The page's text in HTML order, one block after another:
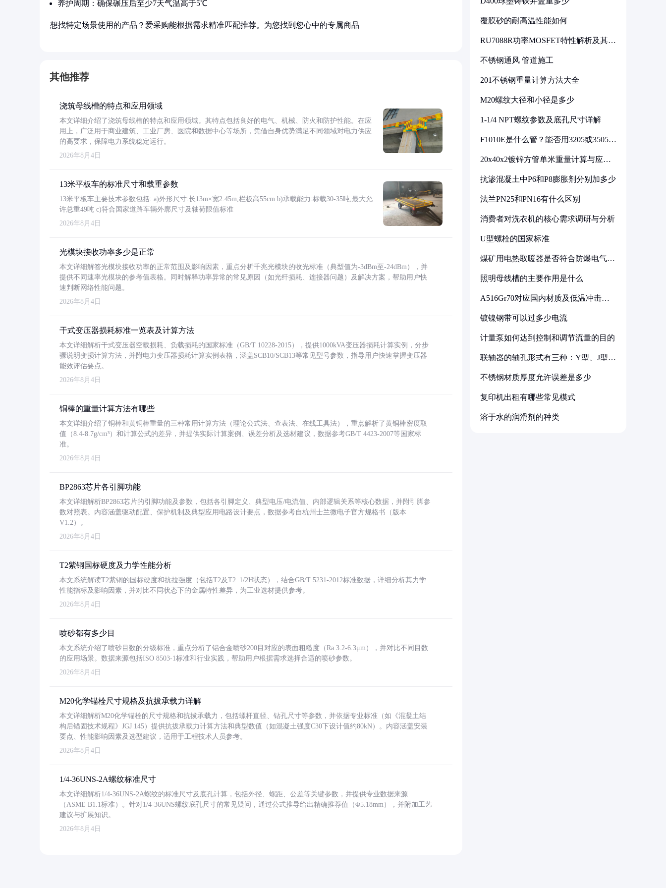
养护周期：确保碾压后至少7天气温高于5℃
想找特定场景使用的产品？爱采购能根据需求精准匹配推荐。为您找到您心中的专属商品
其他推荐
浇筑母线槽的特点和应用领域
本文详细介绍了浇筑母线槽的特点和应用领域。其特点包括良好的电气、机械、防火和防护性能。在应
用上，广泛用于商业建筑、工业厂房、医院和数据中心等场所，凭借自身优势满足不同领域对电力供应
的高要求，保障电力系统稳定运行。
2026年8月4日
13米平板车的标准尺寸和载重参数
13米平板车主要技术参数包括: a)外形尺寸:长13m×宽2.45m,栏板高55cm b)承载能力:标载30-35吨,最大允
许总重49吨 c)符合国家道路车辆外廓尺寸及轴荷限值标准
2026年8月4日
光模块接收功率多少是正常
本文详细解答光模块接收功率的正常范围及影响因素，重点分析千兆光模块的收光标准（典型值为-3dBm至-24dBm），并
提供不同速率光模块的参考值表格。同时解释功率异常的常见原因（如光纤损耗、连接器问题）及解决方案，帮助用户快
速判断网络性能问题。
2026年8月4日
干式变压器损耗标准一览表及计算方法
本文详细解析干式变压器空载损耗、负载损耗的国家标准（GB/T 10228-2015），提供1000kVA变压器损耗计算实例，分步
骤说明变损计算方法，并附电力变压器损耗计算实例表格，涵盖SCB10/SCB13等常见型号参数，指导用户快速掌握变压器
能效评估要点。
2026年8月4日
铜棒的重量计算方法有哪些
本文详细介绍了铜棒和黄铜棒重量的三种常用计算方法（理论公式法、查表法、在线工具法），重点解析了黄铜棒密度取
值（8.4-8.7g/cm³）和计算公式的差异，并提供实际计算案例、误差分析及选材建议，数据参考GB/T 4423-2007等国家标
准。
2026年8月4日
BP2863芯片各引脚功能
本文详细解析BP2863芯片的引脚功能及参数，包括各引脚定义、典型电压/电流值、内部逻辑关系等核心数据，并附引脚参
数对照表。内容涵盖驱动配置、保护机制及典型应用电路设计要点，数据参考自杭州士兰微电子官方规格书（版本
V1.2）。
2026年8月4日
T2紫铜国标硬度及力学性能分析
本文系统解读T2紫铜的国标硬度和抗拉强度（包括T2及T2_1/2H状态），结合GB/T 5231-2012标准数据，详细分析其力学
性能指标及影响因素，并对比不同状态下的金属特性差异，为工业选材提供参考。
2026年8月4日
喷砂都有多少目
本文系统介绍了喷砂目数的分级标准，重点分析了铝合金喷砂200目对应的表面粗糙度（Ra 3.2-6.3μm），并对比不同目数
的应用场景。数据来源包括ISO 8503-1标准和行业实践，帮助用户根据需求选择合适的喷砂参数。
2026年8月4日
M20化学锚栓尺寸规格及抗拔承载力详解
本文详细解析M20化学锚栓的尺寸规格和抗拔承载力，包括螺杆直径、钻孔尺寸等参数，并依据专业标准（如《混凝土结
构后锚固技术规程》JGJ 145）提供抗拔承载力计算方法和典型数值（如混凝土强度C30下设计值约80kN）。内容涵盖安装
要点、性能影响因素及选型建议，适用于工程技术人员参考。
2026年8月4日
1/4-36UNS-2A螺纹标准尺寸
本文详细解析1/4-36UNS-2A螺纹的标准尺寸及底孔计算，包括外径、螺距、公差等关键参数，并提供专业数据来源
（ASME B1.1标准）。针对1/4-36UNS螺纹底孔尺寸的常见疑问，通过公式推导给出精确推荐值（Φ5.18mm），并附加工艺
建议与扩展知识。
2026年8月4日
覆膜砂的耐高温性能如何
RU7088R功率MOSFET特性解析及其在
不锈钢通风 管道施工
201不锈钢重量计算方法大全
M20螺纹大径和小径是多少
1-1/4 NPT螺纹参数及底孔尺寸详解
F1010E是什么管？能否用3205或3505代
20x40x2镀锌方管单米重量计算与应用
抗渗混凝土中P6和P8膨胀剂分别加多少
法兰PN25和PN16有什么区别
消费者对洗衣机的核心需求调研与分析
U型螺栓的国家标准
煤矿用电热取暖器是否符合防爆电气设
照明母线槽的主要作用是什么
A516Gr70对应国内材质及低温冲击要
镀镍钢带可以过多少电流
计量泵如何达到控制和调节流量的目的
联轴器的轴孔形式有三种：Y型、J型、
不锈钢材质厚度允许误差是多少
复印机出租有哪些常见模式
溶于水的润滑剂的种类